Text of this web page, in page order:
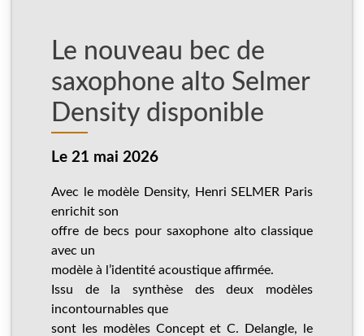
Le nouveau bec de
saxophone alto Selmer
Density disponible
Le 21 mai 2026
Avec le modèle Density, Henri SELMER Paris
enrichit son
offre de becs pour saxophone alto classique
avec un
modèle à l’identité acoustique affirmée.
Issu de la synthèse des deux modèles
incontournables que
sont les modèles Concept et C. Delangle, le